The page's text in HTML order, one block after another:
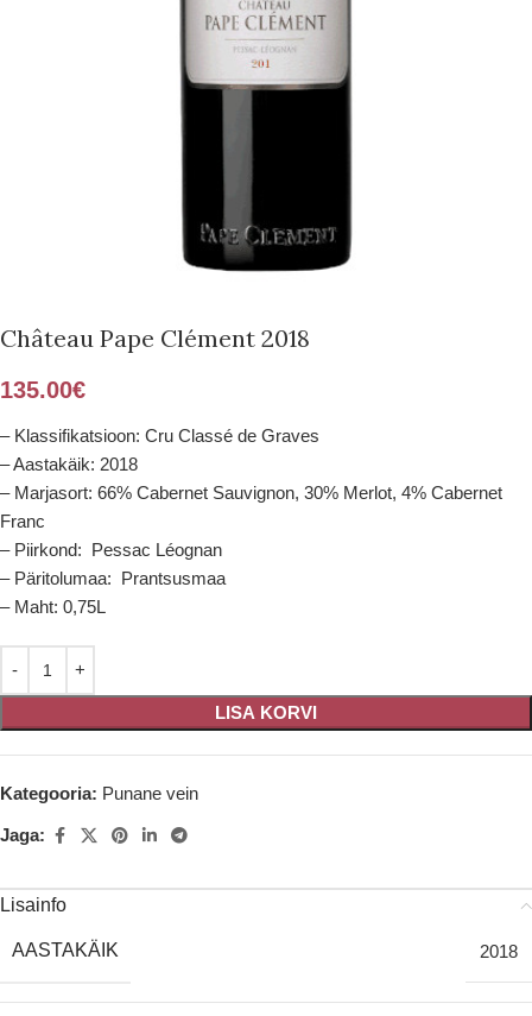
Château Pape Clément 2018
135.00€
– Klassifikatsioon: Cru Classé de Graves
– Aastakäik: 2018
– Marjasort: 66% Cabernet Sauvignon, 30% Merlot, 4% Cabernet
Franc
– Piirkond: Pessac Léognan
– Päritolumaa: Prantsusmaa
– Maht: 0,75L
LISA KORVI
Kategooria: Punane vein
Jaga:
Lisainfo
AASTAKÄIK 2018